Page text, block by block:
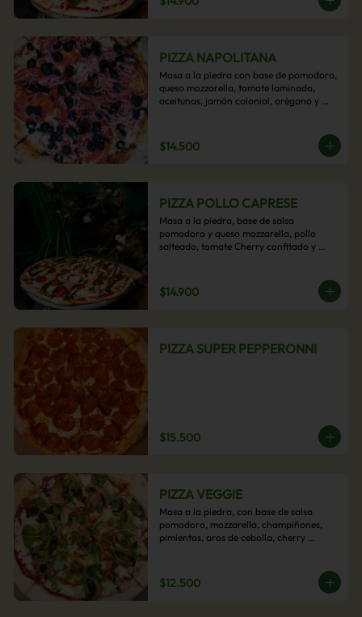
PIZZA NAPOLITANA
Masa a la piedra con base de pomodoro,
queso mozzarella, tomate laminado,
aceitunas, jamón colonial, orégano y
$14.500
PIZZA POLLO CAPRESE
Masa a la piedra, base de salsa
pomodoro y queso mozzarella, pollo
salteado, tomate Cherry confitado y
$14.900
PIZZA SUPER PEPPERONNI
$15.500
PIZZA VEGGIE
Masa a la piedra, con base de salsa
pomodoro, mozzarella, champiñones,
pimientos, aros de cebolla, cherry
$12.500